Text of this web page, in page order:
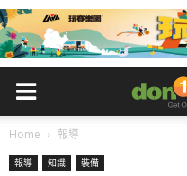
Home 報導
報導 知識 裝備